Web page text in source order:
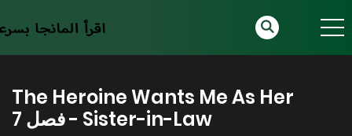
The Heroine Wants Me As Her
Sister-in-Law - فصل 7